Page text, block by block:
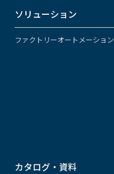
ソリューション
ファクトリーオートメーション
カタログ・資料